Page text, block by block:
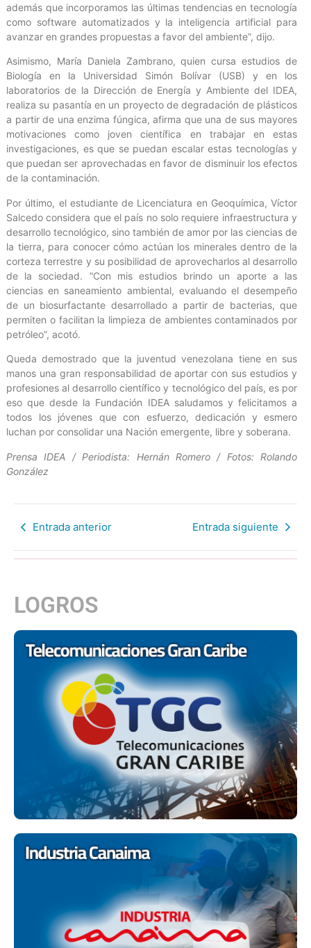
además que incorporamos las últimas tendencias en tecnología
como software automatizados y la inteligencia artificial para
avanzar en grandes propuestas a favor del ambiente”, dijo.
Asimismo, María Daniela Zambrano, quien cursa estudios de
Biología en la Universidad Simón Bolívar (USB) y en los
laboratorios de la Dirección de Energía y Ambiente del IDEA,
realiza su pasantía en un proyecto de degradación de plásticos
a partir de una enzima fúngica, afirma que una de sus mayores
motivaciones como joven científica en trabajar en estas
investigaciones, es que se puedan escalar estas tecnologías y
que puedan ser aprovechadas en favor de disminuir los efectos
de la contaminación.
Por último, el estudiante de Licenciatura en Geoquímica, Víctor
Salcedo considera que el país no solo requiere infraestructura y
desarrollo tecnológico, sino también de amor por las ciencias de
la tierra, para conocer cómo actúan los minerales dentro de la
corteza terrestre y su posibilidad de aprovecharlos al desarrollo
de la sociedad. “Con mis estudios brindo un aporte a las
ciencias en saneamiento ambiental, evaluando el desempeño
de un biosurfactante desarrollado a partir de bacterias, que
permiten o facilitan la limpieza de ambientes contaminados por
petróleo”, acotó.
Queda demostrado que la juventud venezolana tiene en sus
manos una gran responsabilidad de aportar con sus estudios y
profesiones al desarrollo científico y tecnológico del país, es por
eso que desde la Fundación IDEA saludamos y felicitamos a
todos los jóvenes que con esfuerzo, dedicación y esmero
luchan por consolidar una Nación emergente, libre y soberana.
Prensa IDEA / Periodista: Hernán Romero / Fotos: Rolando
González
Entrada anterior Entrada siguiente
LOGROS